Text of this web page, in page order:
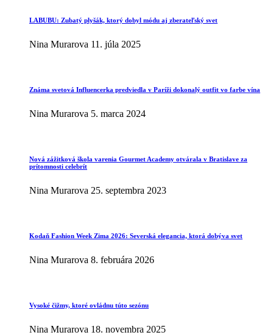
LABUBU: Zubatý plyšák, ktorý dobyl módu aj zberateľský svet
Nina Murarova 11. júla 2025
Známa svetová Influencerka predviedla v Paríži dokonalý outfit vo farbe vína
Nina Murarova 5. marca 2024
Nová zážitková škola varenia Gourmet Academy otvárala v Bratislave za
prítomnosti celebrít
Nina Murarova 25. septembra 2023
Kodaň Fashion Week Zima 2026: Severská elegancia, ktorá dobýva svet
Nina Murarova 8. februára 2026
Vysoké čižmy, ktoré ovládnu túto sezónu
Nina Murarova 18. novembra 2025